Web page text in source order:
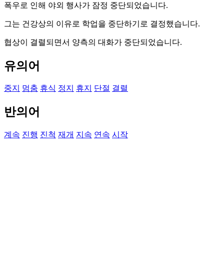
폭우로 인해 야외 행사가 잠정 중단되었습니다.
그는 건강상의 이유로 학업을 중단하기로 결정했습니다.
협상이 결렬되면서 양측의 대화가 중단되었습니다.
유의어
중지 멈춤 휴식 정지 휴지 단절 결렬
반의어
계속 진행 진척 재개 지속 연속 시작